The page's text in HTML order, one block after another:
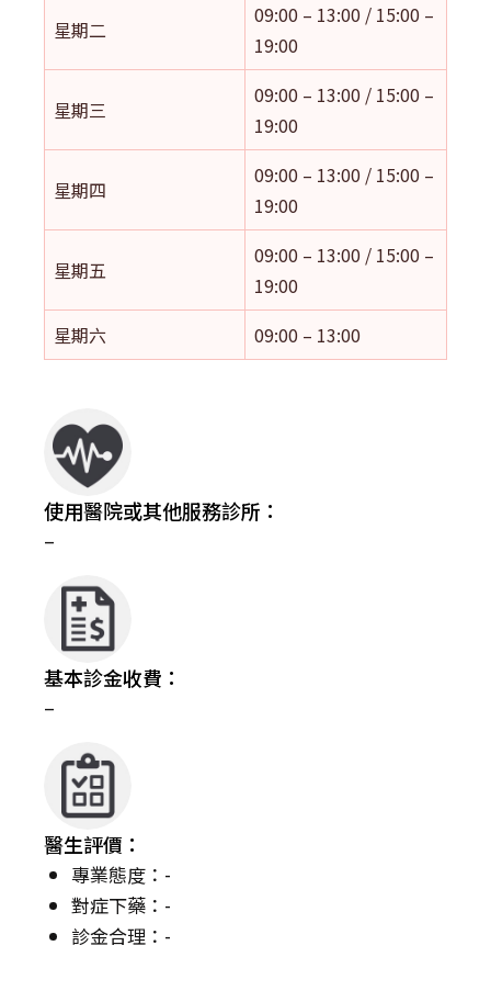
星期二
09:00 – 13:00 / 15:00 –
19:00
星期三
09:00 – 13:00 / 15:00 –
19:00
星期四
09:00 – 13:00 / 15:00 –
19:00
星期五
09:00 – 13:00 / 15:00 –
19:00
星期六
09:00 – 13:00
使用醫院或其他服務診所：
–
基本診金收費：
–
醫生評價：
專業態度：-
對症下藥：-
診金合理：-